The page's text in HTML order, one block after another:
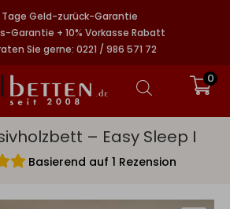
Tage Geld-zurück-Garantie
Garantie + 10% Vorkasse Rabatt
Sie gerne: 0221 / 986 571 72
0
– Easy Sleep I
Basierend auf 1 Rezension